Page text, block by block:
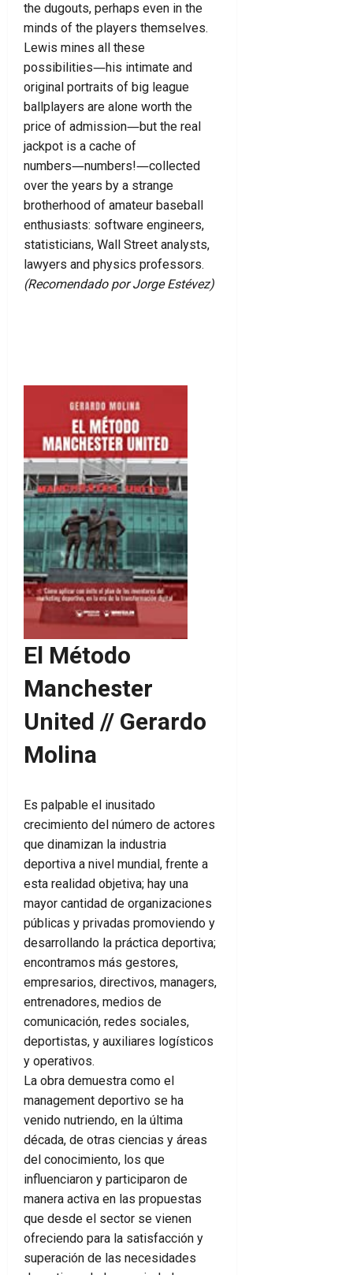
the dugouts, perhaps even in the
minds of the players themselves.
Lewis mines all these
possibilities―his intimate and
original portraits of big league
ballplayers are alone worth the
price of admission―but the real
jackpot is a cache of
numbers―numbers!―collected
over the years by a strange
brotherhood of amateur baseball
enthusiasts: software engineers,
statisticians, Wall Street analysts,
lawyers and physics professors.
(Recomendado por Jorge Estévez)
El Método
Manchester
United // Gerardo
Molina
Es palpable el inusitado
crecimiento del número de actores
que dinamizan la industria
deportiva a nivel mundial, frente a
esta realidad objetiva; hay una
mayor cantidad de organizaciones
públicas y privadas promoviendo y
desarrollando la práctica deportiva;
encontramos más gestores,
empresarios, directivos, managers,
entrenadores, medios de
comunicación, redes sociales,
deportistas, y auxiliares logísticos
y operativos.
La obra demuestra como el
management deportivo se ha
venido nutriendo, en la última
década, de otras ciencias y áreas
del conocimiento, los que
influenciaron y participaron de
manera activa en las propuestas
que desde el sector se vienen
ofreciendo para la satisfacción y
superación de las necesidades